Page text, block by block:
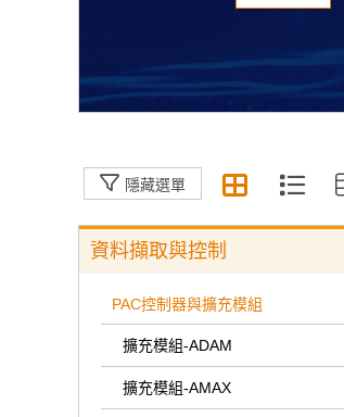
隱藏選單
資料擷取與控制
PAC控制器與擴充模組
擴充模組-ADAM
擴充模組-AMAX